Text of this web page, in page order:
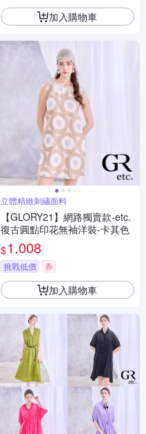
加入購物車
立體精緻刺繡面料
【GLORY21】網路獨賣款-etc.
復古圓點印花無袖洋裝-卡其色
$1,008
挑戰低價 券
加入購物車